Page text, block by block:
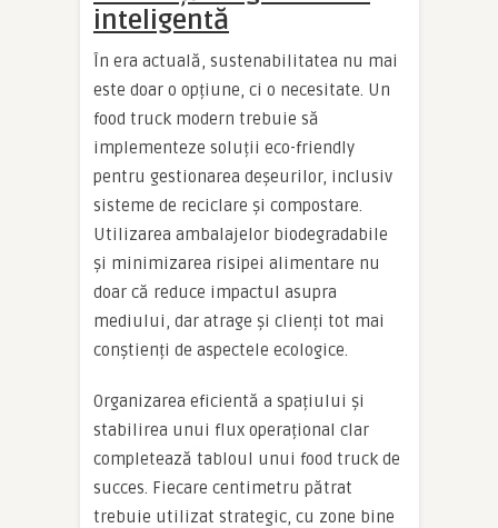
inteligentă
În era actuală, sustenabilitatea nu mai
este doar o opțiune, ci o necesitate. Un
food truck modern trebuie să
implementeze soluții eco-friendly
pentru gestionarea deșeurilor, inclusiv
sisteme de reciclare și compostare.
Utilizarea ambalajelor biodegradabile
și minimizarea risipei alimentare nu
doar că reduce impactul asupra
mediului, dar atrage și clienți tot mai
conștienți de aspectele ecologice.
Organizarea eficientă a spațiului și
stabilirea unui flux operațional clar
completează tabloul unui food truck de
succes. Fiecare centimetru pătrat
trebuie utilizat strategic, cu zone bine